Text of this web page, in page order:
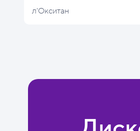
л'Окситан